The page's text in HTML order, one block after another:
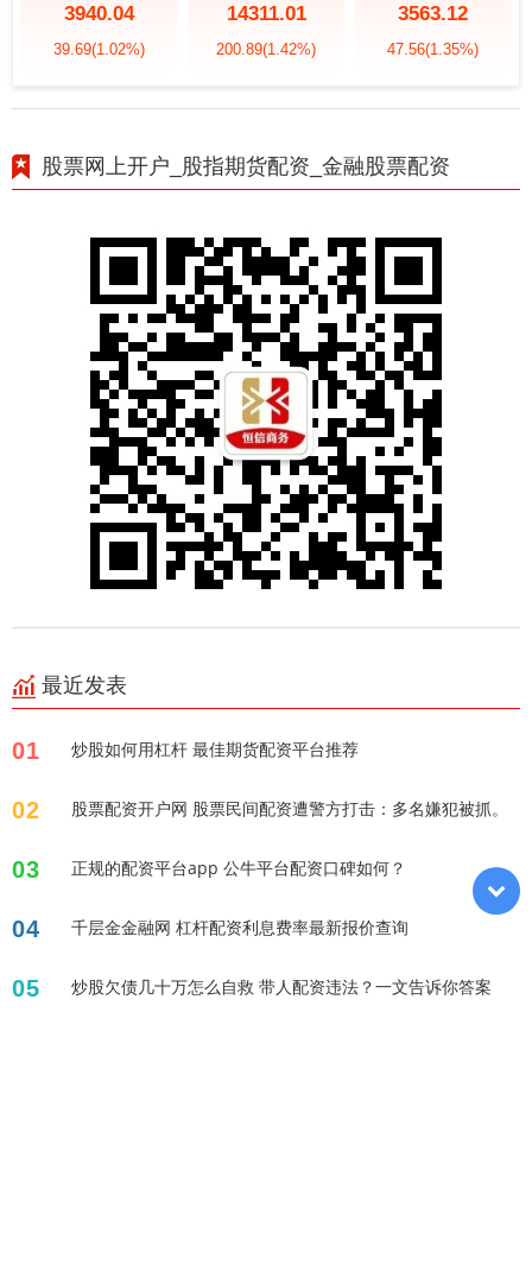
3940.04
39.69(1.02%)
14311.01
200.89(1.42%)
3563.12
47.56(1.35%)
股票网上开户_股指期货配资_金融股票配资
最近发表
01 炒股如何用杠杆 最佳期货配资平台推荐
02 股票配资开户网 股票民间配资遭警方打击：多名嫌犯被抓。
03 正规的配资平台app 公牛平台配资口碑如何？
04 千层金金融网 杠杆配资利息费率最新报价查询
05 炒股欠债几十万怎么自救 带人配资违法？一文告诉你答案